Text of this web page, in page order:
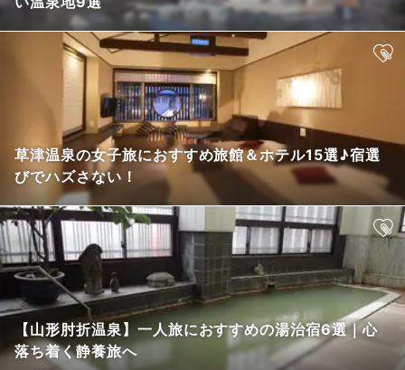
草津温泉の女子旅におすすめ旅館＆ホテル15選♪宿選
びでハズさない！
【山形肘折温泉】一人旅におすすめの湯治宿6選｜心
落ち着く静養旅へ